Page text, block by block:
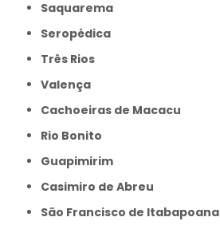
Saquarema
Seropédica
Três Rios
Valença
Cachoeiras de Macacu
Rio Bonito
Guapimirim
Casimiro de Abreu
São Francisco de Itabapoana